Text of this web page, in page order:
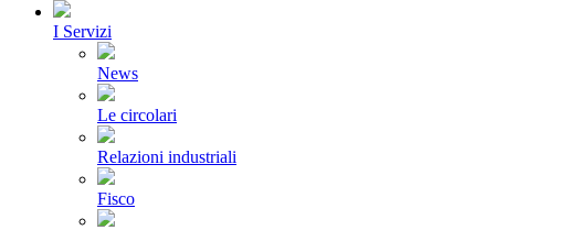
I Servizi
News
Le circolari
Relazioni industriali
Fisco